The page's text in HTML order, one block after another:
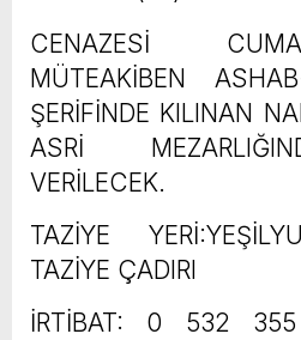
CENAZESİ
MÜTEAKİBEN
ŞERİFİNDE KILINAN
ASRİ
VERİLECEK.
TAZİYE
TAZİYE ÇADIRI
İRTİBAT: 0 532